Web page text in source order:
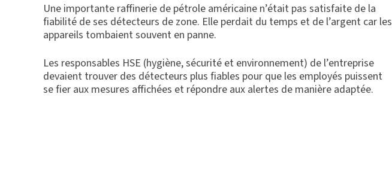
Une importante raffinerie de pétrole américaine n’était pas satisfaite de la
fiabilité de ses détecteurs de zone. Elle perdait du temps et de l’argent car les
appareils tombaient souvent en panne.
Les responsables HSE (hygiène, sécurité et environnement) de l’entreprise
devaient trouver des détecteurs plus fiables pour que les employés puissent
se fier aux mesures affichées et répondre aux alertes de manière adaptée.